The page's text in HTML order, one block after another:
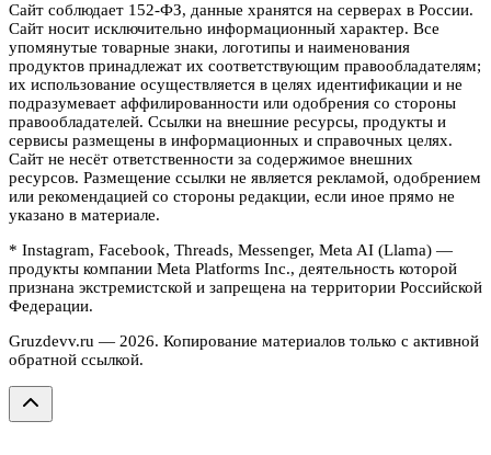
Сайт соблюдает 152-ФЗ, данные хранятся на серверах в России.
Сайт носит исключительно информационный характер. Все
упомянутые товарные знаки, логотипы и наименования
продуктов принадлежат их соответствующим правообладателям;
их использование осуществляется в целях идентификации и не
подразумевает аффилированности или одобрения со стороны
правообладателей. Ссылки на внешние ресурсы, продукты и
сервисы размещены в информационных и справочных целях.
Сайт не несёт ответственности за содержимое внешних
ресурсов. Размещение ссылки не является рекламой, одобрением
или рекомендацией со стороны редакции, если иное прямо не
указано в материале.
* Instagram, Facebook, Threads, Messenger, Meta AI (Llama) —
продукты компании Meta Platforms Inc., деятельность которой
признана экстремистской и запрещена на территории Российской
Федерации.
Gruzdevv.ru — 2026. Копирование материалов только с активной
обратной ссылкой.